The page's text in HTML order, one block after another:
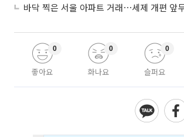
바닥 찍은 서울 아파트 거래⋯세제 개편 앞
좋아요
0
화나요
0
슬퍼요
0